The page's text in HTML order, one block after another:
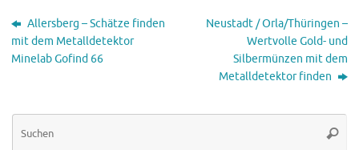
Allersberg – Schätze finden
mit dem Metalldetektor
Minelab Gofind 66
Neustadt / Orla/Thüringen –
Wertvolle Gold- und
Silbermünzen mit dem
Metalldetektor finden